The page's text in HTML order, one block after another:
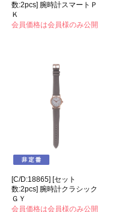
数:2pcs] 腕時計スマートＰ
Ｋ
会員価格は会員様のみ公開
[C/D:18865] [セット
数:2pcs] 腕時計クラシック
ＧＹ
会員価格は会員様のみ公開